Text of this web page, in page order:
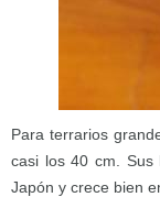
Para terrarios
casi los 40 cm. Sus
Japón y crece bien